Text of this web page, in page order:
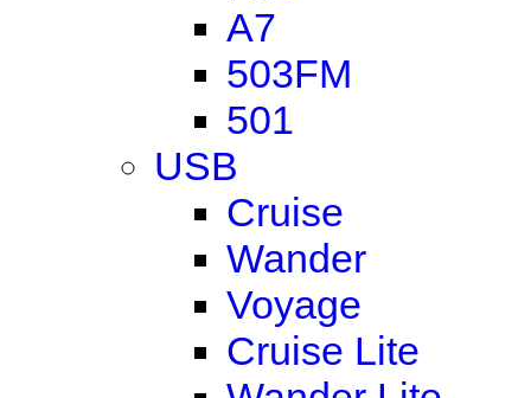
A7
503FM
501
USB
Cruise
Wander
Voyage
Cruise Lite